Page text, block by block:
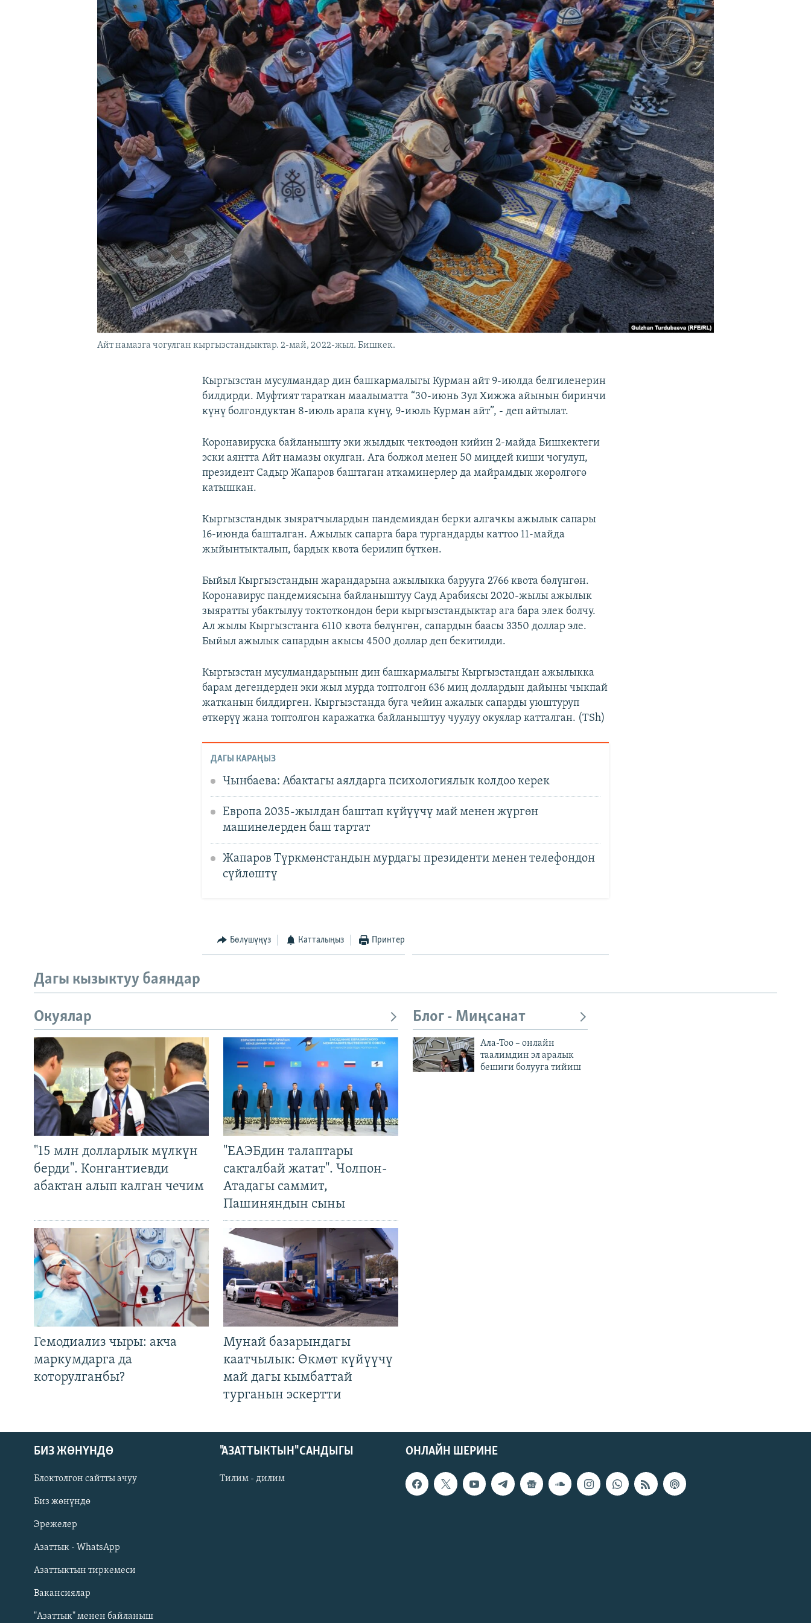
Русский
ОНЛАЙН ШЕРИНЕ
Айт намазга чогулган кыргызстандыктар. 2-май, 2022-жыл. Бишкек.
Кыргызстан мусулмандар дин башкармалыгы Курман айт 9-июлда белгиленерин
билдирди. Муфтият тараткан маалыматта “30-июнь Зул Хижжа айынын биринчи
күнү болгондуктан 8-июль арапа күнү, 9-июль Курман айт”, - деп айтылат.
Коронавируска байланышту эки жылдык чектөөдөн кийин 2-майда Бишкектеги
эски аянтта Айт намазы окулган. Ага болжол менен 50 миңдей киши чогулуп,
президент Садыр Жапаров баштаган аткаминерлер да майрамдык жөрөлгөгө
катышкан.
Кыргызстандык зыяратчылардын пандемиядан берки алгачкы ажылык сапары
16-июнда башталган. Ажылык сапарга бара тургандарды каттоо 11-майда
жыйынтыкталып, бардык квота берилип бүткөн.
Быйыл Кыргызстандын жарандарына ажылыкка барууга 2766 квота бөлүнгөн.
Коронавирус пандемиясына байланыштуу Сауд Арабиясы 2020-жылы ажылык
зыяратты убактылуу токтоткондон бери кыргызстандыктар ага бара элек болчу.
Ал жылы Кыргызстанга 6110 квота бөлүнгөн, сапардын баасы 3350 доллар эле.
Быйыл ажылык сапардын акысы 4500 доллар деп бекитилди.
Кыргызстан мусулмандарынын дин башкармалыгы Кыргызстандан ажылыкка
барам дегендерден эки жыл мурда топтолгон 636 миң доллардын дайыны чыкпай
жатканын билдирген. Кыргызстанда буга чейин ажалык сапарды уюштуруп
өткөрүү жана топтолгон каражатка байланыштуу чуулуу окуялар катталган. (TSh)
ДАГЫ КАРАҢЫЗ
Чынбаева: Абактагы аялдарга психологиялык колдоо керек
Европа 2035-жылдан баштап күйүүчү май менен жүргөн
машинелерден баш тартат
Жапаров Түркмөнстандын мурдагы президенти менен телефондон
сүйлөштү
Бөлүшүңүз Катталыңыз Принтер
Дагы кызыктуу баяндар
Окуялар
"15 млн долларлык мүлкүн
берди". Конгантиевди
абактан алып калган чечим
"ЕАЭБдин талаптары
сакталбай жатат". Чолпон-
Атадагы саммит,
Пашиняндын сыны
Гемодиализ чыры: акча
маркумдарга да
которулганбы?
Мунай базарындагы
каатчылык: Өкмөт күйүүчү
май дагы кымбаттай
турганын эскертти
Блог - Миңсанат
Ала-Тоо – онлайн
таалимдин эл аралык
бешиги болууга тийиш
ОНЛАЙН ШЕРИНЕ
БИЗ ЖӨНҮНДӨ
Блоктолгон сайтты ачуу
Биз жөнүндө
Эрежелер
Азаттык - WhatsApp
Азаттыктын тиркемеси
Вакансиялар
"Азаттык" менен байланыш
"АЗАТТЫКТЫН" САНДЫГЫ
Тилим - дилим